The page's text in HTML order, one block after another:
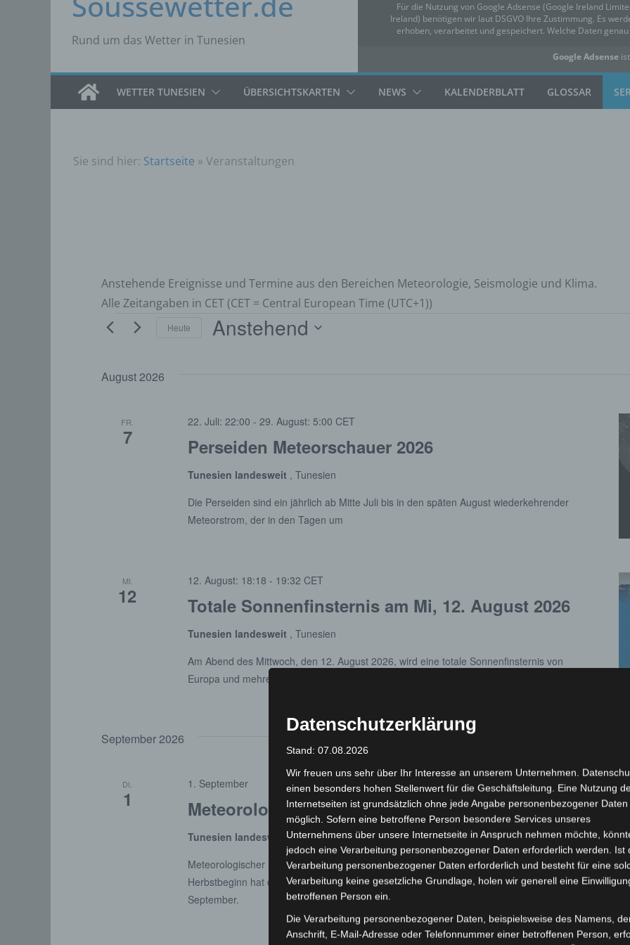
Rund um das Wetter in Tunesien
Für die Nutzung von Google Adsense (Google Ireland
Ireland) benötigen wir laut DSGVO Ihre Zustimmung. Es
erhoben, verarbeitet und gespeichert. Welche Daten
Google Adsenseist
✓ Erlauben
WETTER TUNESIEN ÜBERSICHTSKARTEN NEWS KALENDERBLATT GLOSSAR
Sie sind hier: Startseite » Veranstaltungen
Anstehende Ereignisse und Termine aus den Bereichen Meteorologie, Seismologie und Klima.
Alle Zeitangaben in CET (CET = Central European Time (UTC+1))
Veranstaltungen
Heute Anstehend
m
w
l
e
August 2026
FR.
7 Perseiden Meteorschauer 2026
22. Juli: 22:00 - 29. August: 5:00 CET
Tunesien landesweit , Tunesien
Die Perseiden sind ein jährlich ab Mitte Juli bis in den späten August wiederkehrender
Meteorstrom, der in den Tagen um
MI.
12 Totale Sonnenfinsternis am Mi, 12. August 2026
12. August: 18:18 - 19:32 CET
Tunesien landesweit , Tunesien
Am Abend des Mittwoch, den 12. August 2026, wird eine totale Sonnenfinsternis von
Europa und mehreren anderen Regionen der Welt
September 2026
DI.
1 Meteorologischer Herbstanfang 2026
1. September
Tunesien landesweit, Tunesien
Meteorologischer Herbstanfang am 1. September: Im Gegensatz zum astronomischen
Herbstbeginn hat der meteorologische Herbstanfang ein festes Datum, den 1.
September.
Datenschutzerklärung
Stand: 07.08.2026
Wir freuen uns sehr über Ihr Interesse an unserem Unternehmen.
einen besonders hohen Stellenwert für die Geschäftsleitung. Eine Nutzung
Internetseiten ist grundsätzlich ohne jede Angabe personenbezogener Daten
möglich. Sofern eine betroffene Person besondere Services unseres
Unternehmens über unsere Internetseite in Anspruch nehmen möchte,
jedoch eine Verarbeitung personenbezogener Daten erforderlich werden. Ist
Verarbeitung personenbezogener Daten erforderlich und besteht für eine
Verarbeitung keine gesetzliche Grundlage, holen wir generell eine
betroffenen Person ein.
Die Verarbeitung personenbezogener Daten, beispielsweise des Namens,
Anschrift, E-Mail-Adresse oder Telefonnummer einer betroffenen Person,